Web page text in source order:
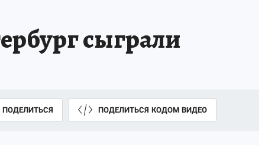
сыграли
ПОДЕЛИТЬСЯ ПОДЕЛИТЬСЯ КОДОМ ВИДЕО